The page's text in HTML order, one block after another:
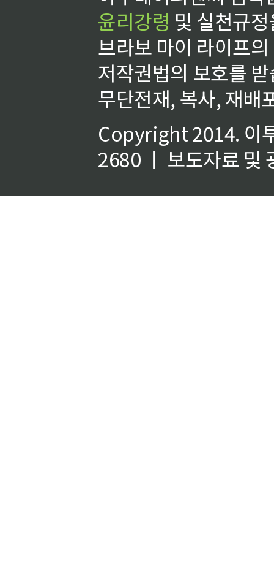
윤리강령 및 실천규
브라보 마이 라이프
저작권법의 보호를
무단전재, 복사, 재배
Copyright 2014. 이
2680 ㅣ 보도자료